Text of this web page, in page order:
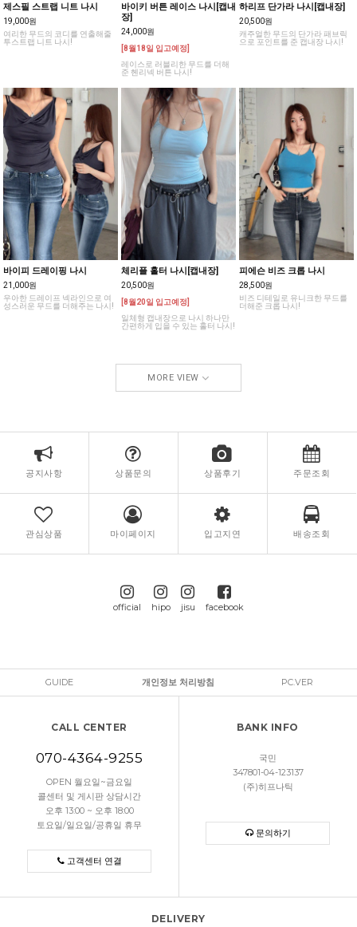
제스필 스트랩 니트 나시
19,000원
여리한 무드의 코디를 연출해줄
투스트랩 니트 나시!
바이키 버튼 레이스 나시[캡내
장]
24,000원
[8월18일 입고예정]
레이스로 러블리한 무드를 더해
준 헨리넥 버튼 나시!
하리프 단가라 나시[캡내장]
20,500원
캐주얼한 무드의 단가라 패브릭
으로 포인트를 준 캡내장 나시!
바이피 드레이핑 나시
21,000원
우아한 드레이프 넥라인으로 여
성스러운 무드를 더해주는 나시!
체리플 홀터 나시[캡내장]
20,500원
[8월20일 입고예정]
일체형 캡내장으로 나시 하나만
간편하게 입을 수 있는 홀터 나시!
피에슨 비즈 크롭 나시
28,500원
비즈 디테일로 유니크한 무드를
더해준 크롭 나시!
MORE VIEW
공지사항 상품문의 상품후기 주문조회
관심상품 마이페이지 입고지연 배송조회
official hipo jisu facebook
GUIDE 개인정보 처리방침 PC.VER
CALL CENTER
070-4364-9255
OPEN 월요일~금요일
콜센터 및 게시판 상담시간
오후 13:00 ~ 오후 18:00
토요일/일요일/공휴일 휴무
고객센터 연결
BANK INFO
국민
347801-04-123137
(주)히프나틱
문의하기
DELIVERY